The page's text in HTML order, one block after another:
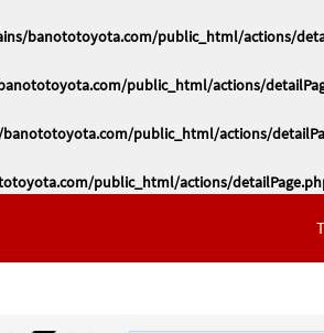
banototoyota.com/public_html/actions/
public_html/actions/
public_html/actions/
public_html/actions/